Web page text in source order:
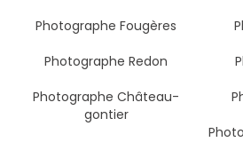
Photographe Fougères
Photographe Redon
Photographe Château-
gontier